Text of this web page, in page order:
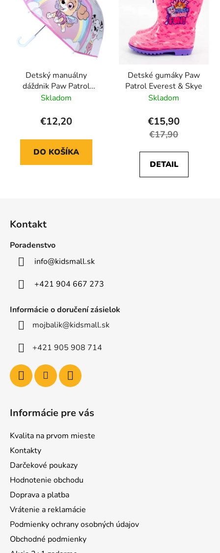
Detský manuálny
dáždnik Paw Patrol
Skye Rainbow
Skladom
€12,20
DO KOŠÍKA
Detské gumáky Paw
Patrol Everest & Skye
Skladom
€15,90
€17,90
DETAIL
Kontakt
Poradenstvo
info@kidsmall.sk
+421 904 667 273
Informácie o doručení zásielok
mojbalik@kidsmall.sk
+421 905 908 714
Informácie pre vás
Kvalita na prvom mieste
Kontakty
Darčekové poukazy
Hodnotenie obchodu
Doprava a platba
Vrátenie a reklamácie
Podmienky ochrany osobných údajov
Obchodné podmienky